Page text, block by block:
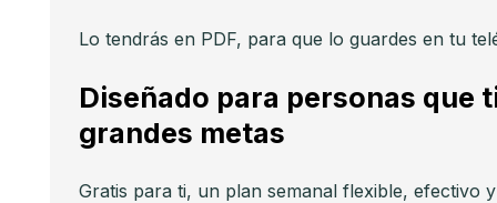
Lo tendrás en PDF, para que lo guardes en tu
Diseñado para personas que
grandes metas
Gratis para ti, un plan semanal flexible, efectivo